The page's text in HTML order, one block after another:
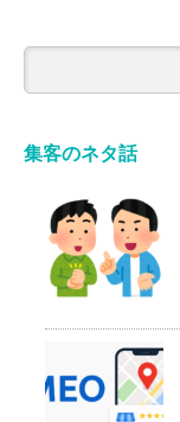
集客のネタ話